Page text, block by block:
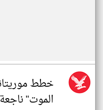
خطط
الموت"